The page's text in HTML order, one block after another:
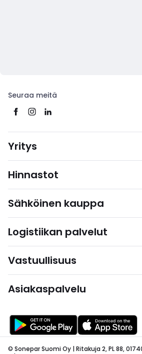
Seuraa meitä
Yritys
Hinnastot
Sähköinen kauppa
Logistiikan palvelut
Vastuullisuus
Asiakaspalvelu
© Sonepar Suomi Oy | Ritakuja 2, PL 88,